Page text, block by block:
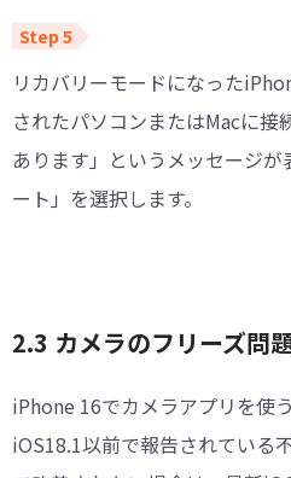
リカバリーモードになった
されたパソコンまたはMacに
あります」というメッセージ
ート」を選択します。
2.3 カメラのフリーズ問
iPhone 16でカメラアプリを使
iOS18.1以前で報告されている